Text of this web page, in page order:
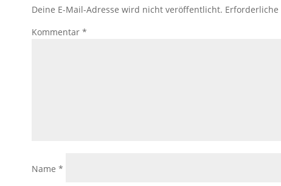
Deine E-Mail-Adresse wird nicht veröffentlicht.
Kommentar *
Name *